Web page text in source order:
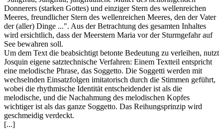
Donnerers (starken Gottes) und einziger Stern des wellenreichen
Meeres, freundlicher Stern des wellenreichen Meeres, den der Vater
der (aller) Dinge ...". Aus der Betrachtung des gesamten Inhaltes
wird ersichtlich, dass der Meerstern Maria vor der Sturmgefahr auf
See bewahren soll.
Um dem Text die beabsichtigt betonte Bedeutung zu verleihen, nutzt
Josquin eigene satztechnische Verfahren: Einem Textteil entspricht
eine melodische Phrase, das Soggetto. Die Soggetti werden mit
wechselnden Einsatzfolgen imitatorisch durch die Stimmen geführt,
wobei die rhythmische Identität entscheidender ist als die
melodische, und die Nachahmung des melodischen Kopfes
wichtiger ist als das ganze Soggetto. Das Reihungsprinzip wird
geschmeidig verdeckt.
[...]